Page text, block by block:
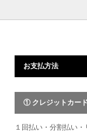
お支払方法
① クレジットカード
１回払い・分割払い